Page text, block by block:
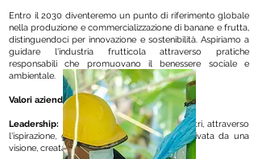
Entro il 2030 diventeremo un punto di riferimento globale
nella produzione e commercializzazione di banane e frutta,
distinguendoci per innovazione e sostenibilità. Aspiriamo a
guidare l'industria frutticola attraverso pratiche
responsabili che promuovano il benessere sociale e
ambientale.
Valori aziendali C.I. Agrogaira S.A.S.
Leadership: È la capacità di influenzare gli altri, attraverso
l'ispirazione, generata da una passione, motivata da una
visione, creata da uno scopo.